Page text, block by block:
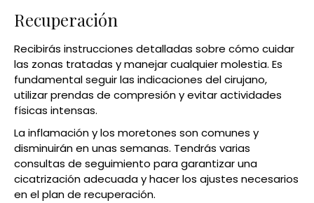
Recuperación
Recibirás instrucciones detalladas sobre cómo cuidar
las zonas tratadas y manejar cualquier molestia. Es
fundamental seguir las indicaciones del cirujano,
utilizar prendas de compresión y evitar actividades
físicas intensas.
La inflamación y los moretones son comunes y
disminuirán en unas semanas. Tendrás varias
consultas de seguimiento para garantizar una
cicatrización adecuada y hacer los ajustes necesarios
en el plan de recuperación.